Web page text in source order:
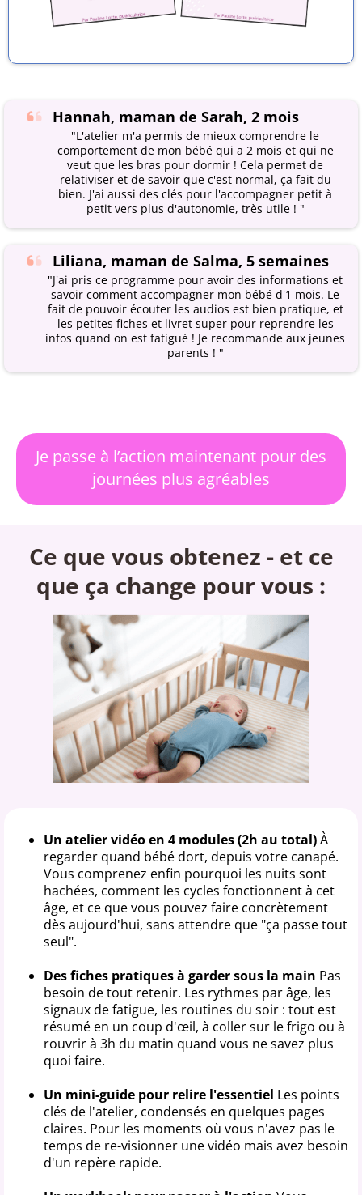
Hannah, maman de Sarah, 2 mois
"L'atelier m'a permis de mieux comprendre le
comportement de mon bébé qui a 2 mois et qui ne
veut que les bras pour dormir ! Cela permet de
relativiser et de savoir que c'est normal, ça fait du
bien. J'ai aussi des clés pour l'accompagner petit à
petit vers plus d'autonomie, très utile ! "
Liliana, maman de Salma, 5 semaines
"J'ai pris ce programme pour avoir des informations et
savoir comment accompagner mon bébé d'1 mois. Le
fait de pouvoir écouter les audios est bien pratique, et
les petites fiches et livret super pour reprendre les
infos quand on est fatigué ! Je recommande aux jeunes
parents ! "
Je passe à l’action maintenant pour des
journées plus agréables
Ce que vous obtenez - et ce
que ça change pour vous :
Un atelier vidéo en 4 modules (2h au total)À
regarder quand bébé dort, depuis votre canapé.
Vous comprenez enfin pourquoi les nuits sont
hachées, comment les cycles fonctionnent à cet
âge, et ce que vous pouvez faire concrètement
dès aujourd'hui, sans attendre que "ça passe tout
seul".
Des fiches pratiques à garder sous la main Pas
besoin de tout retenir. Les rythmes par âge, les
signaux de fatigue, les routines du soir : tout est
résumé en un coup d'œil, à coller sur le frigo ou à
rouvrir à 3h du matin quand vous ne savez plus
quoi faire.
Un mini-guide pour relire l'essentiel Les points
clés de l'atelier, condensés en quelques pages
claires. Pour les moments où vous n'avez pas le
temps de re-visionner une vidéo mais avez besoin
d'un repère rapide.